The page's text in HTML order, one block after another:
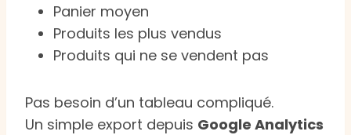
Panier moyen
Produits les plus vendus
Produits qui ne se vendent pas
Pas besoin d’un tableau compliqué.
Un simple export depuis Google Analytics